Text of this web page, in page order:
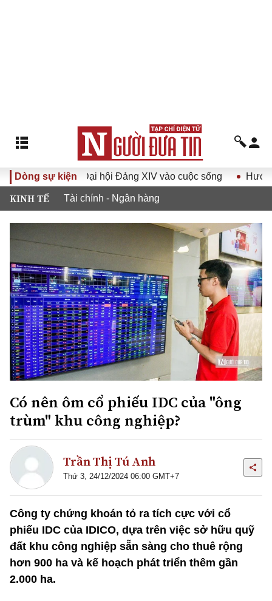
Dòng sự kiện
quyết Đại hội Đảng XIV vào cuộc sống Hướng tới
KINH TẾ Tài chính - Ngân hàng
Có nên ôm cổ phiếu IDC của "ông
trùm" khu công nghiệp?
Trần Thị Tú Anh
Thứ 3, 24/12/2024 06:00 GMT+7
Công ty chứng khoán tỏ ra tích cực với cổ
phiếu IDC của IDICO, dựa trên việc sở hữu quỹ
đất khu công nghiệp sẵn sàng cho thuê rộng
hơn 900 ha và kế hoạch phát triển thêm gần
2.000 ha.